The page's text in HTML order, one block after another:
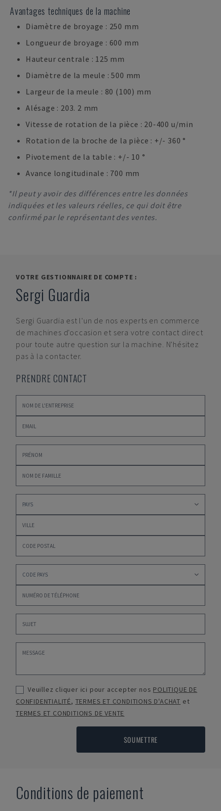
Avantages techniques de la machine
Diamètre de broyage : 250 mm
Longueur de broyage : 600 mm
Hauteur centrale : 125 mm
Diamètre de la meule : 500 mm
Largeur de la meule : 80 (100) mm
Alésage : 203. 2 mm
Vitesse de rotation de la pièce : 20-400 u/min
Rotation de la broche de la pièce : +/- 360 °
Pivotement de la table : +/- 10 °
Avance longitudinale : 700 mm
*Il peut y avoir des différences entre les données
indiquées et les valeurs réelles, ce qui doit être
confirmé par le représentant des ventes.
VOTRE GESTIONNAIRE DE COMPTE :
Sergi Guardia
Sergi Guardia est l'un de nos experts en commerce
de machines d'occasion et sera votre contact direct
pour toute autre question sur la machine. N'hésitez
pas à la contacter.
PRENDRE CONTACT
Veuillez cliquer ici pour accepter nos POLITIQUE DE
CONFIDENTIALITÉ, TERMES ET CONDITIONS D'ACHAT et
TERMES ET CONDITIONS DE VENTE
SOUMETTRE
Conditions de paiement